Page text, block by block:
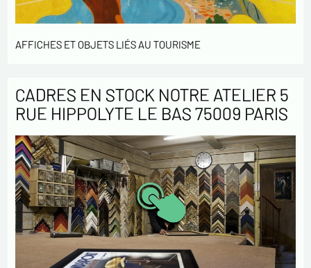
AFFICHES ET OBJETS LIÉS AU TOURISME
CADRES EN STOCK NOTRE ATELIER 5
RUE HIPPOLYTE LE BAS 75009 PARIS